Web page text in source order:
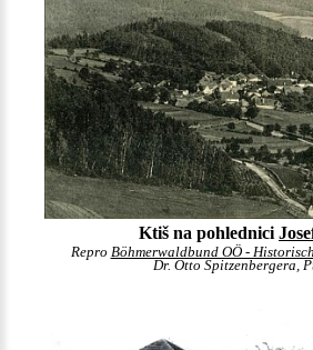
Ktiš na pohlednici
Repro Böhmerwaldbund OÖ -
Dr. Otto Spitzenbergera,